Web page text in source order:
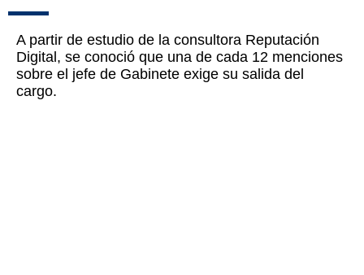
A partir de estudio de la consultora Reputación
Digital, se conoció que una de cada 12 menciones
sobre el jefe de Gabinete exige su salida del
cargo.